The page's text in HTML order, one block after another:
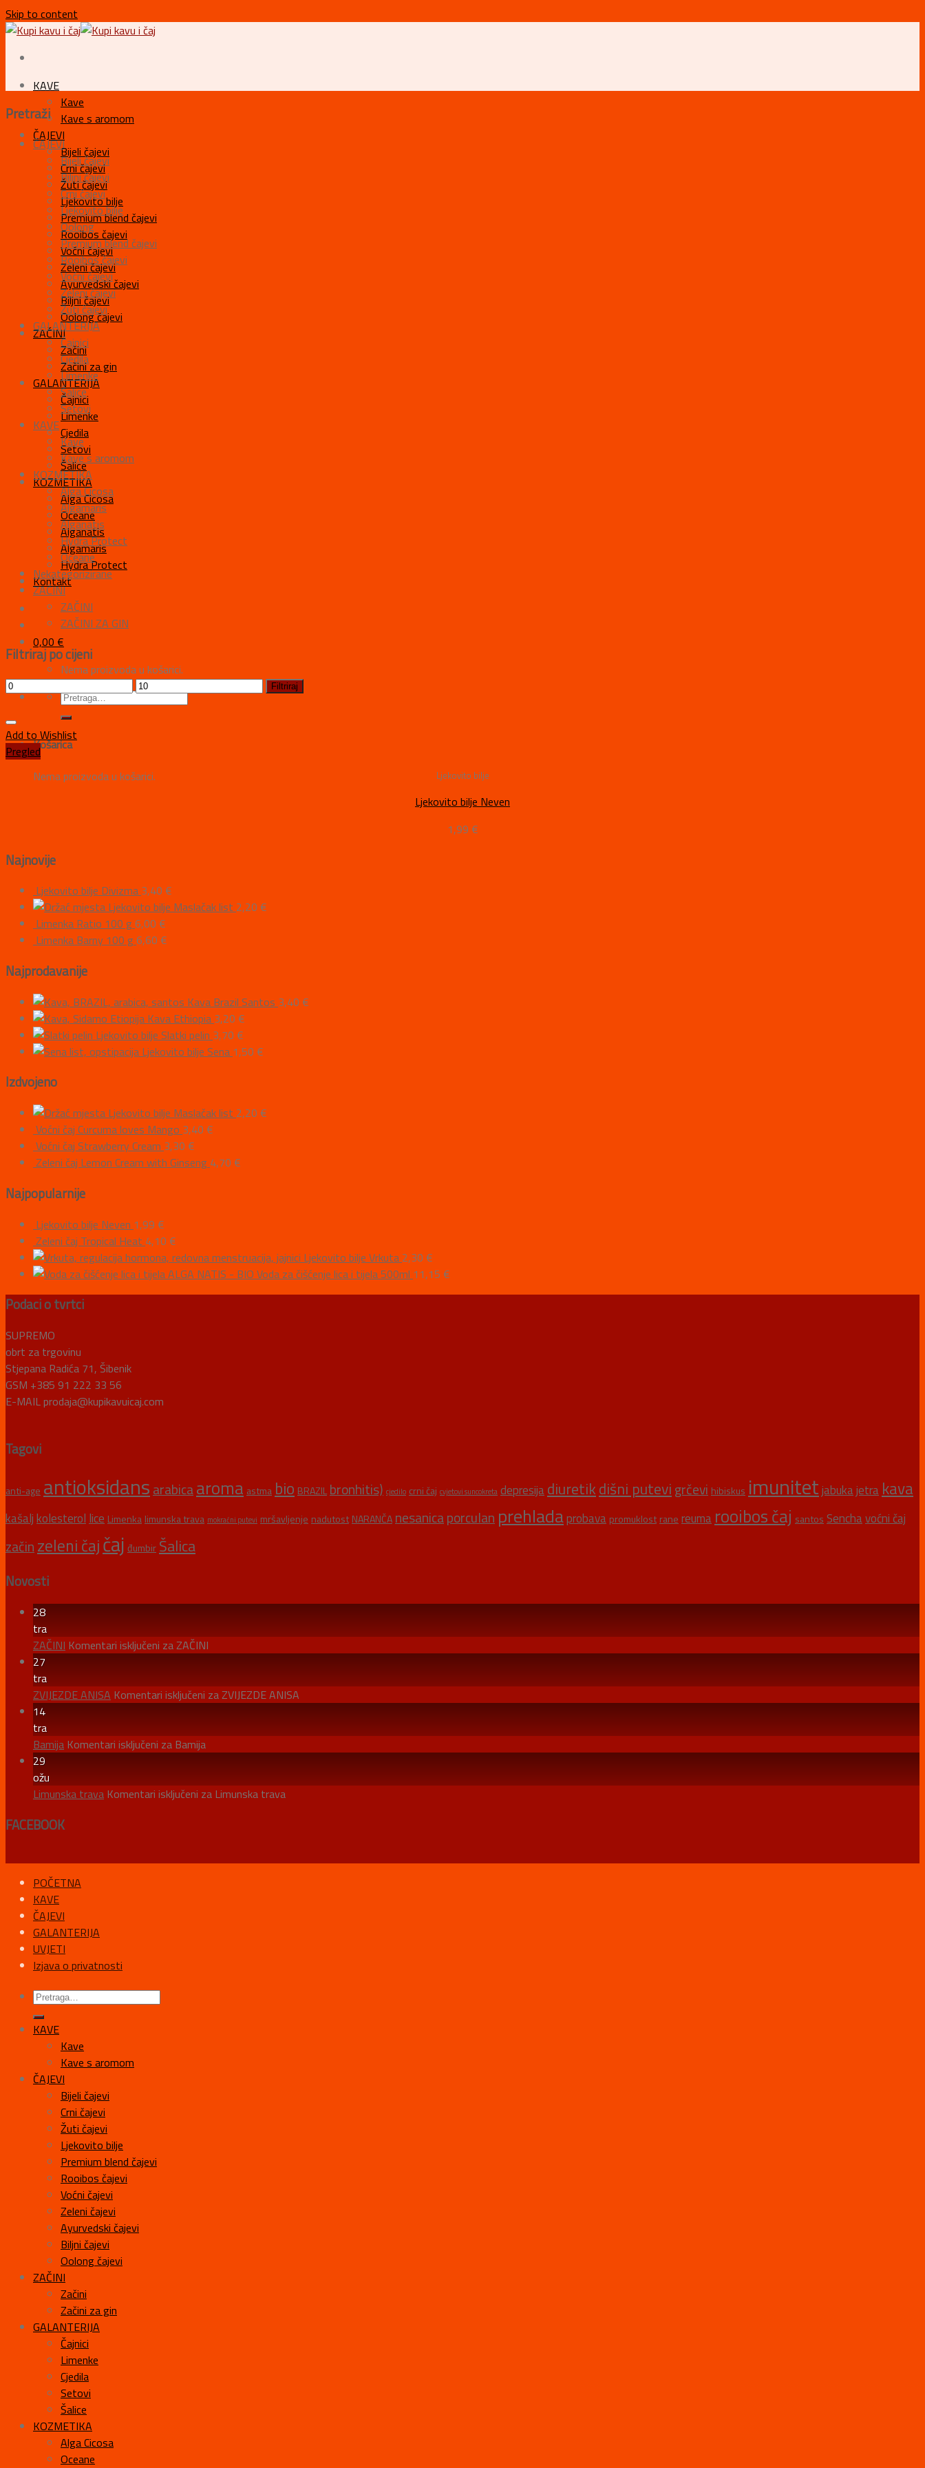
Skip to content
KAVE
Kave
Kave s aromom
ČAJEVI
Bijeli čajevi
Crni čajevi
Žuti čajevi
Ljekovito bilje
Premium blend čajevi
Rooibos čajevi
Voćni čajevi
Zeleni čajevi
Ayurvedski čajevi
Biljni čajevi
Oolong čajevi
ZAČINI
Začini
Začini za gin
GALANTERIJA
Čajnici
Limenke
Cjedila
Setovi
Šalice
KOZMETIKA
Alga Cicosa
Oceane
Alganatis
Algamaris
Hydra Protect
Kontakt
0,00 €
Nema proizvoda u košarici.
Košarica
Nema proizvoda u košarici.
Pretraži
ČAJEVI
Bijeli čajevi
Biljni čajevi
Crni čajevi
Ljekovito bilje
Oolong
Premium blend čajevi
Rooibos čajevi
Voćni čajevi
Zeleni čajevi
Žuti čajevi
GALANTERIJA
Čajnici
Cjedila
Limenke
Šalice
Setovi
KAVE
Kave
Kave s aromom
KOZMETIKA
Alga Cicosa
Algamaris
Alganatis
Hydra Protect
Oceane
Nekategorizirane
ZAČINI
ZAČINI
ZAČINI ZA GIN
Filtriraj po cijeni
Filtriraj
Add to Wishlist
Pregled
Ljekovito bilje
Ljekovito bilje Neven
1,99 €
Najnovije
Ljekovito bilje Divizma 3,40 €
Ljekovito bilje Maslačak list 2,20 €
Limenka Ratio 100 g 6,00 €
Limenka Barny 100 g 6,60 €
Najprodavanije
Kava Brazil Santos 3,40 €
Kava Ethiopia 3,20 €
Ljekovito bilje Slatki pelin 3,70 €
Ljekovito bilje Sena 1,50 €
Izdvojeno
Ljekovito bilje Maslačak list 2,20 €
Voćni čaj Curcuma loves Mango 3,40 €
Voćni čaj Strawberry Cream 3,30 €
Zeleni čaj Lemon Cream with Ginseng 4,70 €
Najpopularnije
Ljekovito bilje Neven 1,99 €
Zeleni čaj Tropical Heat 4,10 €
Ljekovito bilje Vrkuta 2,30 €
ALGA NATIS - BIO Voda za čišćenje lica i tijela 500ml 11,15 €
Podaci o tvrtci
SUPREMO
obrt za trgovinu
Stjepana Radića 71, Šibenik
GSM +385 91 222 33 56
E-MAIL prodaja@kupikavuicaj.com
Tagovi
anti-age antioksidans arabicaaroma astma bio BRAZIL bronhitis) cjedilo crni čaj cvjetovi suncokreta depresijadiuretikdišni putevi grčevi hibiskus imunitetjabukajetra kava
kašaljkolesterol lice Limenka limunska trava mokraćni putevi mršavljenje nadutost NARANČA nesanicaporculan prehladaprobava promuklost rane reuma rooibos čaj santos Senchavoćni čaj
začin zeleni čajčaj đumbir Šalica
Novosti
28
tra
ZAČINI Komentari isključeni za ZAČINI
27
tra
ZVIJEZDE ANISA Komentari isključeni za ZVIJEZDE ANISA
14
tra
Bamija Komentari isključeni za Bamija
29
ožu
Limunska trava Komentari isključeni za Limunska trava
FACEBOOK
POČETNA
KAVE
ČAJEVI
GALANTERIJA
UVJETI
Izjava o privatnosti
KAVE
Kave
Kave s aromom
ČAJEVI
Bijeli čajevi
Crni čajevi
Žuti čajevi
Ljekovito bilje
Premium blend čajevi
Rooibos čajevi
Voćni čajevi
Zeleni čajevi
Ayurvedski čajevi
Biljni čajevi
Oolong čajevi
ZAČINI
Začini
Začini za gin
GALANTERIJA
Čajnici
Limenke
Cjedila
Setovi
Šalice
KOZMETIKA
Alga Cicosa
Oceane